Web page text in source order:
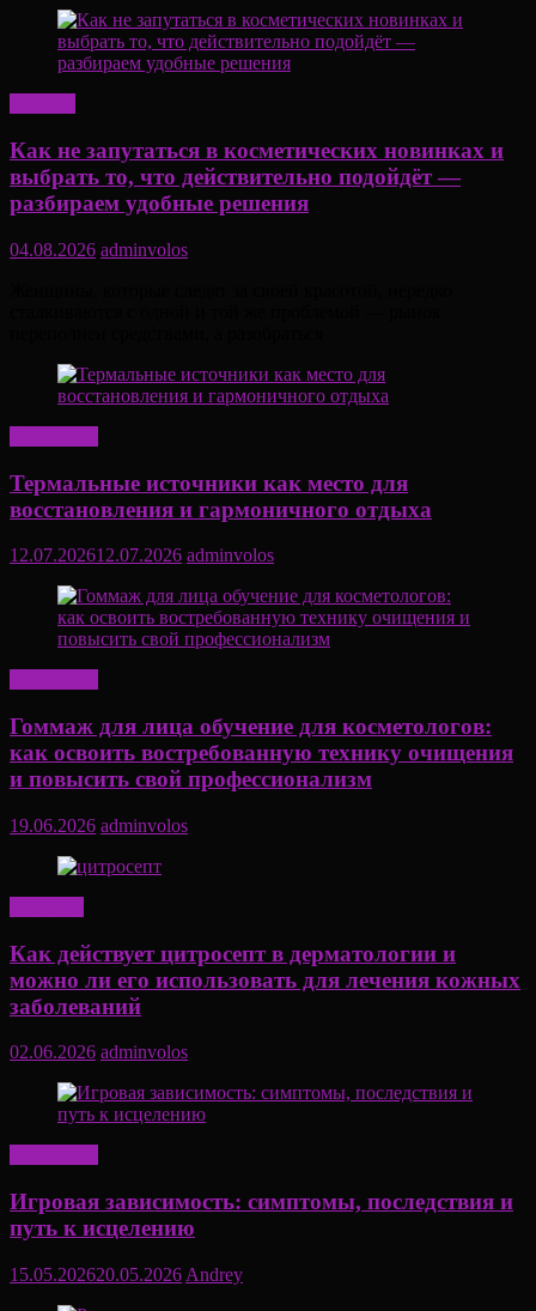
Как не запутаться в косметических новинках и
выбрать то, что действительно подойдёт —
разбираем удобные решения
04.08.2026 adminvolos
Термальные источники как место для
восстановления и гармоничного отдыха
12.07.202612.07.2026 adminvolos
Гоммаж для лица обучение для косметологов:
как освоить востребованную технику очищения
и повысить свой профессионализм
19.06.2026 adminvolos
Как действует цитросепт в дерматологии и
можно ли его использовать для лечения кожных
заболеваний
02.06.2026 adminvolos
Игровая зависимость: симптомы, последствия и
путь к исцелению
15.05.202620.05.2026 Andrey